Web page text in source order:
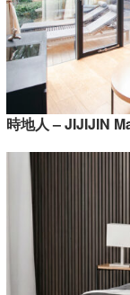
時地人 – JIJIJIN